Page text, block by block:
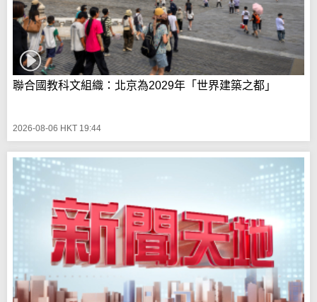
聯合國教科文組織：北京為2029年「世界建築之都」
2026-08-06 HKT 19:44